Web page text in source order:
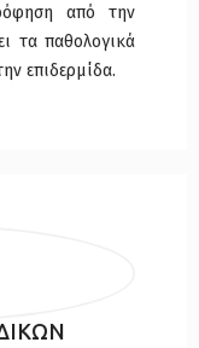
από την
τα παθολογικά
επιδερμίδα.